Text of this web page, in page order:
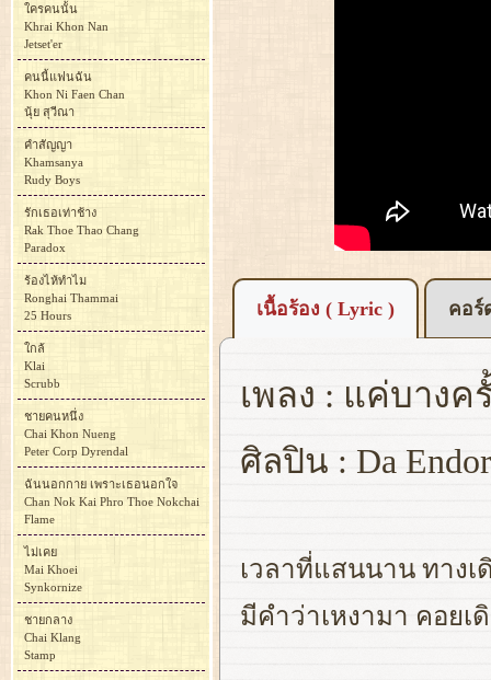
เนื้อร้อง ( Lyric ) คอร์
เพลง : แค่บางค
ศิลปิน : Da
เวลาที่แสนนาน ทาง
มีคำว่าเหงามา คอยเ
ใครคนนั้น
Khrai Khon Nan
Jetset'er
คนนี้แฟนฉัน
Khon Ni Faen Chan
นุ้ย สุวีณา
คำสัญญา
Khamsanya
Rudy Boys
รักเธอเท่าช้าง
Rak Thoe Thao Chang
Paradox
ร้องไห้ทำไม
Ronghai Thammai
25 Hours
ใกล้
Klai
Scrubb
ชายคนหนึ่ง
Chai Khon Nueng
Peter Corp Dyrendal
ฉันนอกกาย เพราะเธอนอกใจ
Chan Nok Kai Phro Thoe Nokchai
Flame
ไม่เคย
Mai Khoei
Synkornize
ชายกลาง
Chai Klang
Stamp